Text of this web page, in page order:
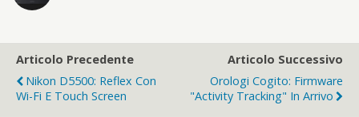
Articolo Precedente
Nikon D5500: Reflex Con
Wi-Fi E Touch Screen
Articolo Successivo
Orologi Cogito: Firmware
"activity Tracking" In Arrivo